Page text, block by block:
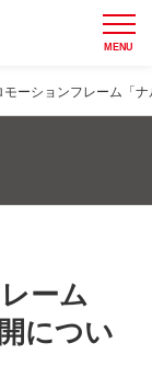
MENU
モーションフレーム「
ーム
につい